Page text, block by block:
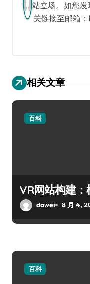
站立场。如您
关链接至邮箱
相关文章
百科
VR网站构建
dawei 8 月 4,
百科